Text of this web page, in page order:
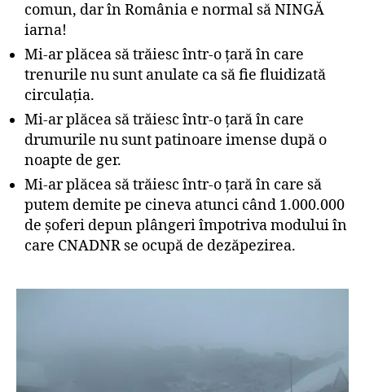
comun, dar în România e normal să NINGĂ
iarna!
Mi-ar plăcea să trăiesc într-o ţară în care
trenurile nu sunt anulate ca să fie fluidizată
circulaţia.
Mi-ar plăcea să trăiesc într-o ţară în care
drumurile nu sunt patinoare imense după o
noapte de ger.
Mi-ar plăcea să trăiesc într-o ţară în care să
putem demite pe cineva atunci când 1.000.000
de şoferi depun plângeri împotriva modului în
care CNADNR se ocupă de dezăpezirea.